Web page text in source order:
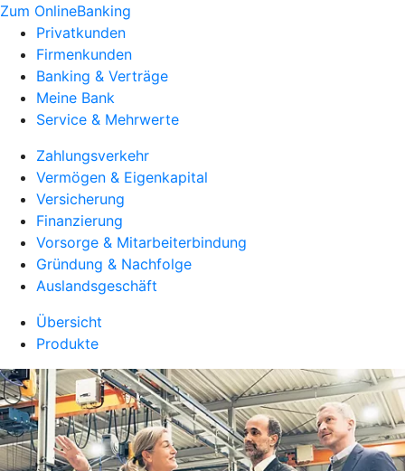
Zum OnlineBanking
Privatkunden
Firmenkunden
Banking & Verträge
Meine Bank
Service & Mehrwerte
Zahlungsverkehr
Vermögen & Eigenkapital
Versicherung
Finanzierung
Vorsorge & Mitarbeiterbindung
Gründung & Nachfolge
Auslandsgeschäft
Übersicht
Produkte